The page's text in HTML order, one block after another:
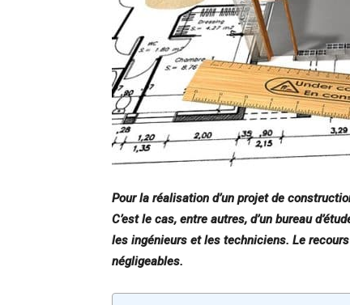
Pour la réalisation d’un projet de
C’est le cas, entre autres, d’un bureau
les ingénieurs et les techniciens. Le
négligeables.